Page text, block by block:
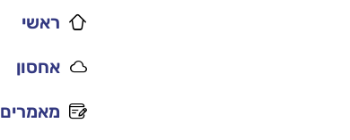
ראשי
אחסון
מאמרים